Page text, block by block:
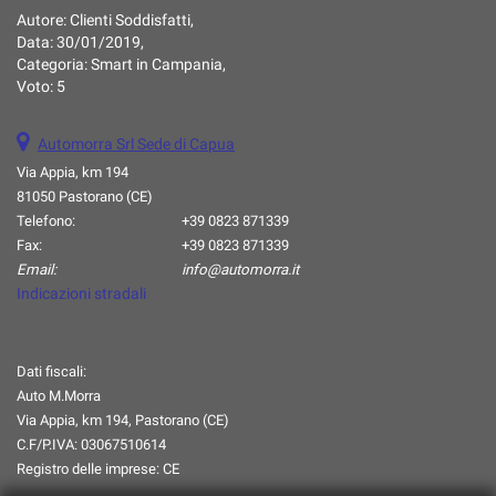
Autore:Clienti Soddisfatti,
Data:30/01/2019,
Categoria:Smart in Campania,
Voto: 5
Automorra Srl Sede di Capua
Via Appia, km 194
81050 Pastorano (CE)
Telefono:
+39 0823 871339
Fax:
+39 0823 871339
Email:
info@automorra.it
Indicazioni stradali
Dati fiscali:
Auto M.Morra
Via Appia, km 194, Pastorano (CE)
C.F/P.IVA: 03067510614
Registro delle imprese: CE
questi
strumenti
di
tracciamento
rimanda
alla
cookie
policy.
Puoi
rivedere
e
modificare
in
qualsiasi
momento.